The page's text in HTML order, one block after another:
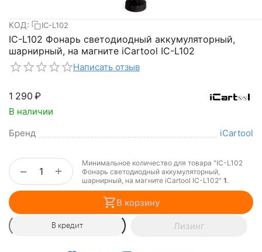
КОД: IC-L102
IC-L102 Фонарь светодиодный аккумуляторный,
шарнирный, на магните iCartool IC-L102
Написать отзыв
1 290 ₽
В наличии
Бренд
iCartool
+
−
Минимальное количество для товара "IC-L102
Фонарь светодиодный аккумуляторный,
шарнирный, на магните iCartool IC-L102" 1.
В корзину
В кредит Лизинг